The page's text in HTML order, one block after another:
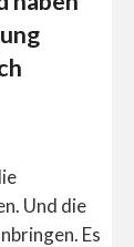
Und die
Es